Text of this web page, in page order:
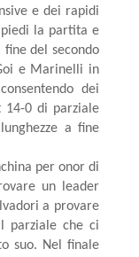
e dei rapidi
la partita e
del secondo
e Marinelli in
dei
14-0 di parziale
a fine
per onor di
un leader
a provare
parziale che ci
suo. Nel finale